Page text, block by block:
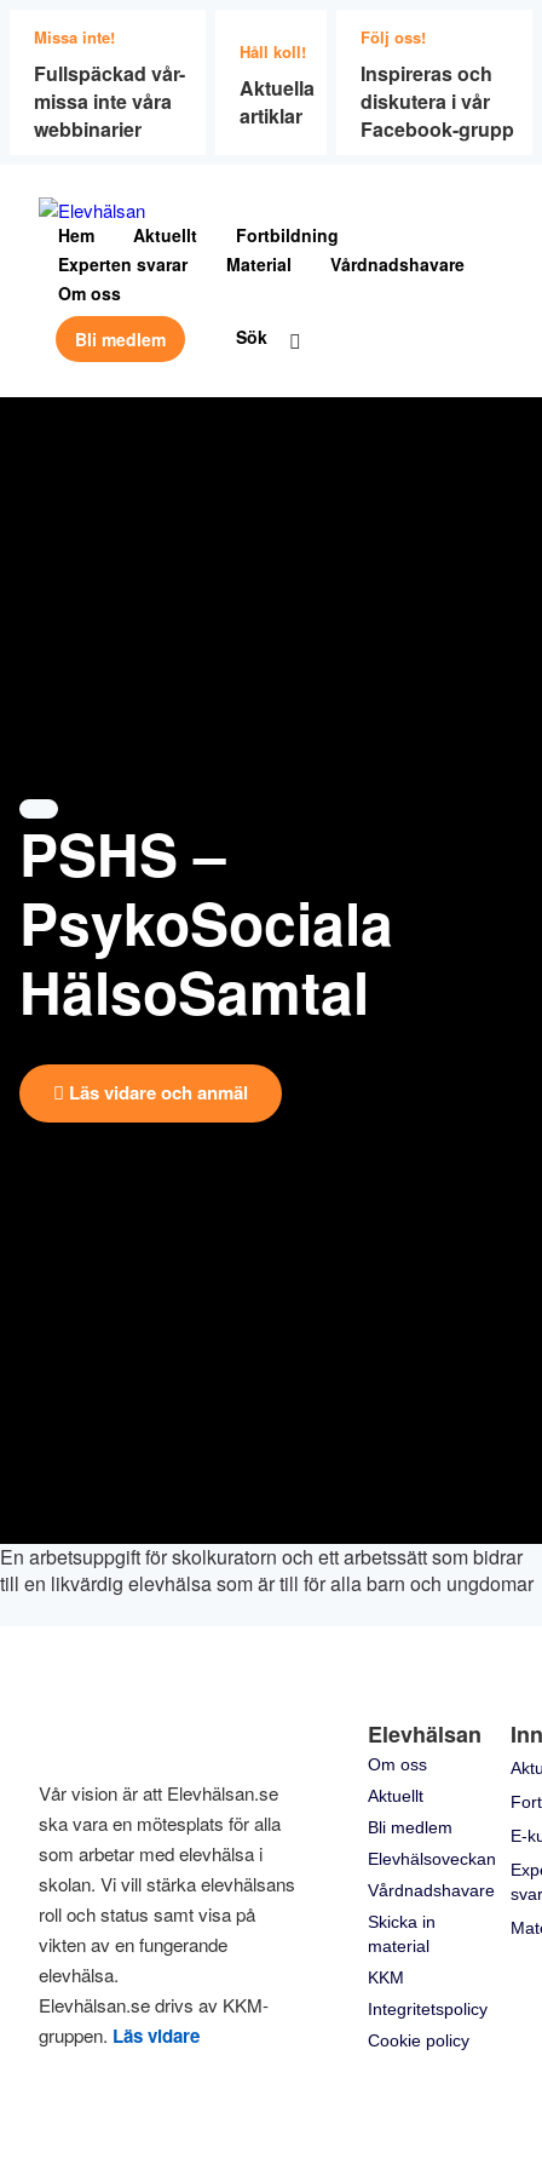
Missa inte!
Fullspäckad vår-
missa inte våra
webbinarier
Håll koll!
Aktuella
artiklar
Följ oss!
Inspireras och
diskutera i vår
Facebook-grupp
Hem Aktuellt
Fortbildning
Experten svarar
Material
Vårdnadshavare
Om oss
Bli medlem
Sök
PSHS –
PsykoSociala
HälsoSamtal
Läs vidare och anmäl
En arbetsuppgift för skolkuratorn och ett arbetssätt som bidrar
till en likvärdig elevhälsa som är till för alla barn och ungdomar
Vår vision är att Elevhälsan.se
ska vara en mötesplats för alla
som arbetar med elevhälsa i
skolan. Vi vill stärka elevhälsans
roll och status samt visa på
vikten av en fungerande
elevhälsa.
Elevhälsan.se drivs av KKM-
gruppen. Läs vidare
Elevhälsan
Om oss
Aktuellt
Bli medlem
Elevhälsoveckan
Vårdnadshavare
Skicka in
material
KKM
Integritetspolicy
Cookie policy
E-